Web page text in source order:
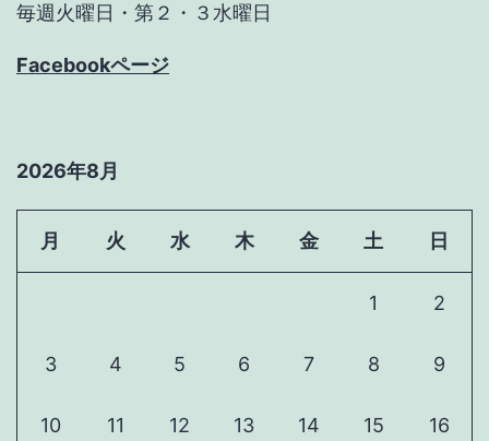
毎週火曜日・第２・３水曜日
Facebookページ
2026年8月
月 火 水 木 金 土 日
1 2
3 4 5 6 7 8 9
10 11 12 13 14 15 16